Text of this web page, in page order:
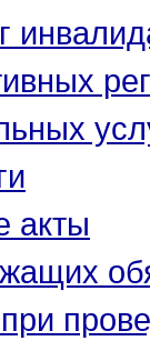
акты